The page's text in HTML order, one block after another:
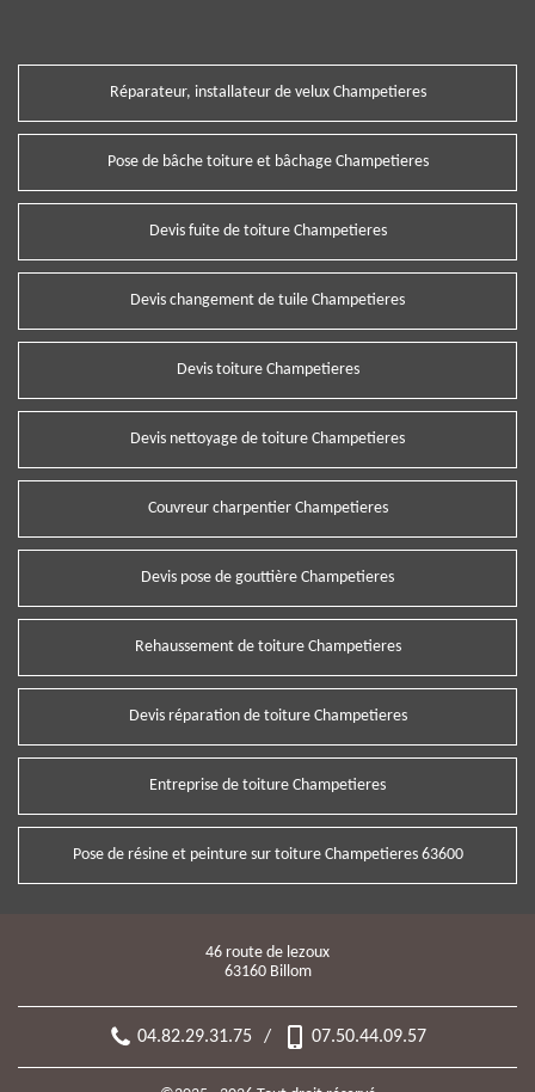
Réparateur, installateur de velux Champetieres
Pose de bâche toiture et bâchage Champetieres
Devis fuite de toiture Champetieres
Devis changement de tuile Champetieres
Devis toiture Champetieres
Devis nettoyage de toiture Champetieres
Couvreur charpentier Champetieres
Devis pose de gouttière Champetieres
Rehaussement de toiture Champetieres
Devis réparation de toiture Champetieres
Entreprise de toiture Champetieres
Pose de résine et peinture sur toiture Champetieres 63600
46 route de lezoux
63160 Billom
04.82.29.31.75 / 07.50.44.09.57